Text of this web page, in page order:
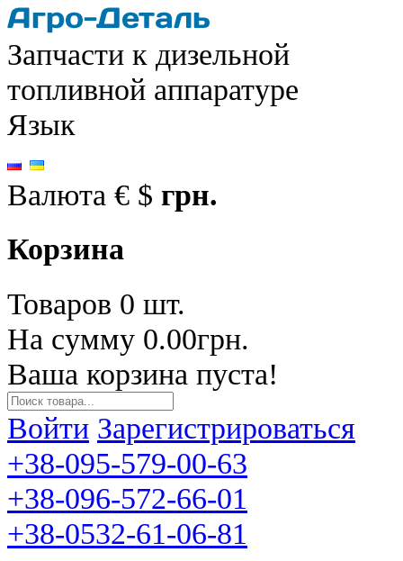
Запчасти к дизельной
топливной аппаратуре
Язык
Валюта € $ грн.
Корзина
Товаров 0 шт.
На сумму 0.00грн.
Ваша корзина пуста!
Войти Зарегистрироваться
+38-095-579-00-63
+38-096-572-66-01
+38-0532-61-06-81